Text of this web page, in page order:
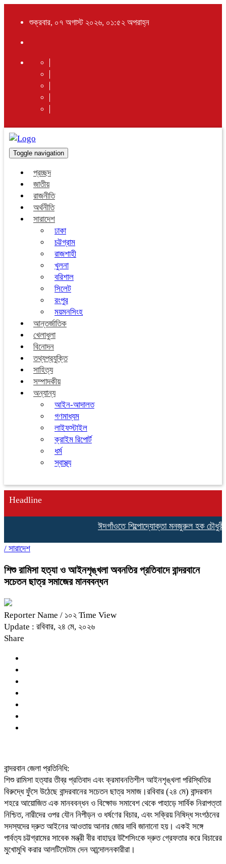
শুক্রবার, ০৭ অগাস্ট ২০২৬, ০১:৫২ অপরাহ্ন
Toggle navigation
প্রচ্ছদ
জাতীয়
রাজনীতি
অর্থনীতি
সারাদেশ
ঢাকা
চট্টগ্রাম
রাজশাহী
খুলনা
বরিশাল
সিলেট
রংপুর
ময়মনসিংহ
আন্তর্জাতিক
খেলাধুলা
বিনোদন
তথ্যপ্রযুক্তি
সাহিত্য
সম্পাদকীয়
অন্যান্য
আইন-আদালত
গণমাধ্যম
লাইফস্টাইল
ক্রাইম রিপোর্ট
ধর্ম
স্বাস্থ্য
Headline
ঈদগাঁওতে শিল্পোদ্যোক্তা মনজুরুল হক চৌধুরীর
/ সারাদেশ
শিশু রামিসা হত্যা ও আইনশৃঙ্খলা অবনতির প্রতিবাদে বান্দরবানে
সচেতন ছাত্র সমাজের মানববন্ধন
Reporter Name / ১০২ Time View
Update : রবিবার, ২৪ মে, ২০২৬
Share
বান্দরবান জেলা প্রতিনিধি:
শিশু রামিসা হত্যার তীব্র প্রতিবাদ এবং ক্রমাবনতিশীল আইনশৃঙ্খলা পরিস্থিতির
বিরুদ্ধে ফুঁসে উঠেছে বান্দরবানের সচেতন ছাত্র সমাজ।রবিবার (২৪ মে) বান্দরবান
শহরে আয়োজিত এক মানববন্ধন ও বিক্ষোভ সমাবেশ থেকে পাহাড়ে সার্বিক নিরাপত্তা
নিশ্চিত, নারীদের ওপর যৌন নিপীড়ন ও ধর্ষণের বিচার, এবং সক্রিয় নিষিদ্ধ সংগঠনের
সদস্যদের দ্রুত আইনের আওতায় আনার জোর দাবি জানানো হয়। একই সঙ্গে
পার্বত্য চট্টগ্রামের সাবেক মন্ত্রী বীর বাহাদুর উশৈসিংকে দ্রুত গ্রেফতার করে বিচারের
মুখোমুখি করার আলটিমেটাম দেন আন্দোলনকারীরা।